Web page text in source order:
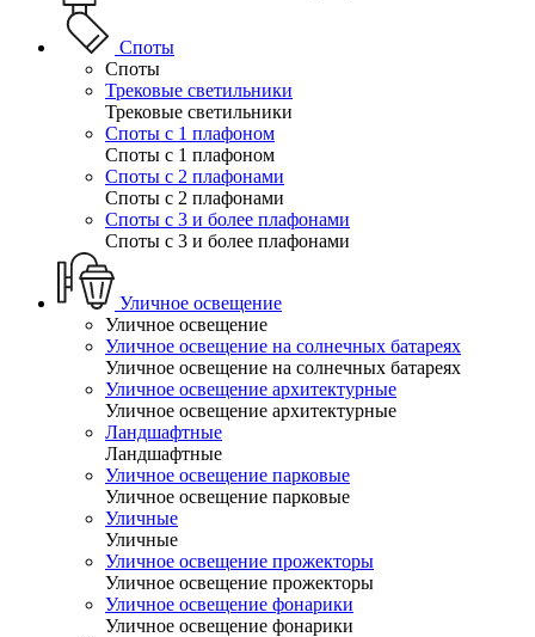
Споты
Споты
Трековые светильники
Трековые светильники
Споты с 1 плафоном
Споты с 1 плафоном
Споты с 2 плафонами
Споты с 2 плафонами
Споты с 3 и более плафонами
Споты с 3 и более плафонами
Уличное освещение
Уличное освещение
Уличное освещение на солнечных батареях
Уличное освещение на солнечных батареях
Уличное освещение архитектурные
Уличное освещение архитектурные
Ландшафтные
Ландшафтные
Уличное освещение парковые
Уличное освещение парковые
Уличные
Уличные
Уличное освещение прожекторы
Уличное освещение прожекторы
Уличное освещение фонарики
Уличное освещение фонарики